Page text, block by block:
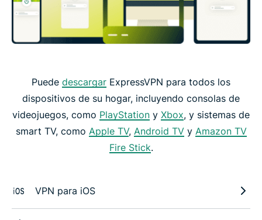
Puede descargar ExpressVPN para todos los
dispositivos de su hogar, incluyendo consolas de
videojuegos, como PlayStation y Xbox, y sistemas de
smart TV, como Apple TV, Android TVy Amazon TV
Fire Stick.
VPN para iOS